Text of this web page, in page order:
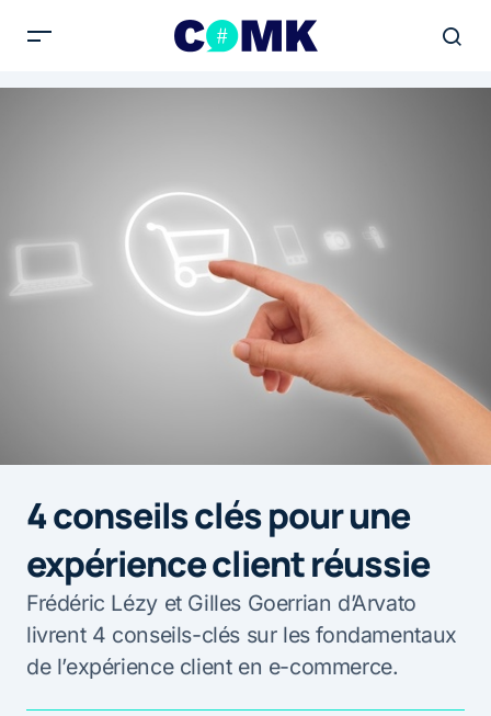
4 conseils clés pour une
expérience client réussie
Frédéric Lézy et Gilles Goerrian d’Arvato
livrent 4 conseils-clés sur les fondamentaux
de l’expérience client en e-commerce.